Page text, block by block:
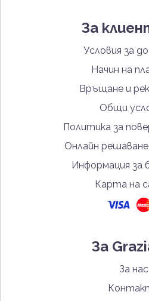
За
Условия за
Начин на
Връщане и
Общи
Политика за
Онлайн
Информация за
Карта на
За
За нас